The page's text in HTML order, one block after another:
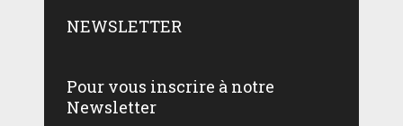
NEWSLETTER
Pour vous inscrire à notre
Newsletter